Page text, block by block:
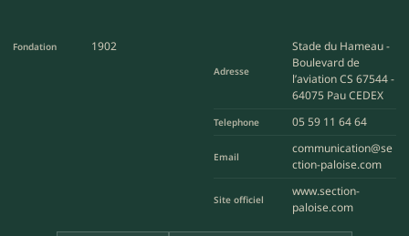
Fondation 1902
Adresse
Stade du Hameau -
Boulevard de
l’aviation CS 67544 -
64075 Pau CEDEX
Telephone 05 59 11 64 64
Email
communication@se
ction-paloise.com
Site officiel
www.section-
paloise.com